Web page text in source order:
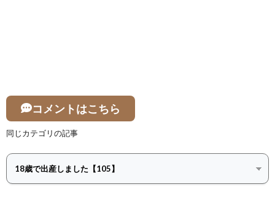
コメントはこちら
同じカテゴリの記事